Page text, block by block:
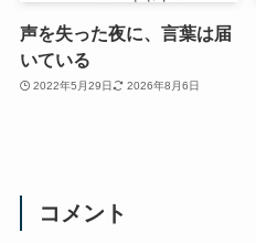
声を失った夜に、言葉は届
いている
2022年5月29日 2026年8月6日
コメント